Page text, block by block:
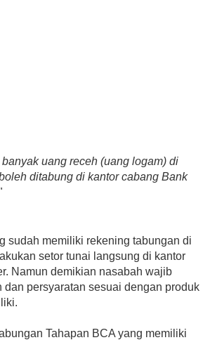
uang receh (uang logam) di
ditabung di kantor cabang Bank
sudah memiliki rekening tabungan di
setor tunai langsung di kantor
Namun demikian nasabah wajib
dan persyaratan sesuai dengan produk
Tahapan BCA yang memiliki